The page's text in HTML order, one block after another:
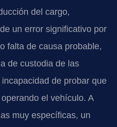
del cargo,
un error significativo por
falta de causa probable,
de custodia de las
de probar que
el vehículo. A
muy específicas, un